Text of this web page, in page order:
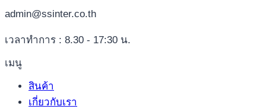
admin@ssinter.co.th
เวลาทำการ : 8.30 - 17:30 น.
เมนู
สินค้า
เกี่ยวกับเรา